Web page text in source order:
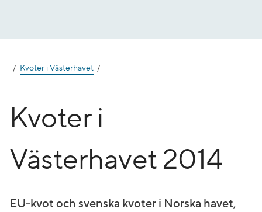
Kvoter i Västerhavet
Kvoter i
Västerhavet 2014
EU-kvot och svenska kvoter i Norska havet,